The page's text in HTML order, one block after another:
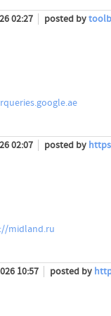
02:27 posted by
02:07 posted by
midland.ru
10:57 posted by